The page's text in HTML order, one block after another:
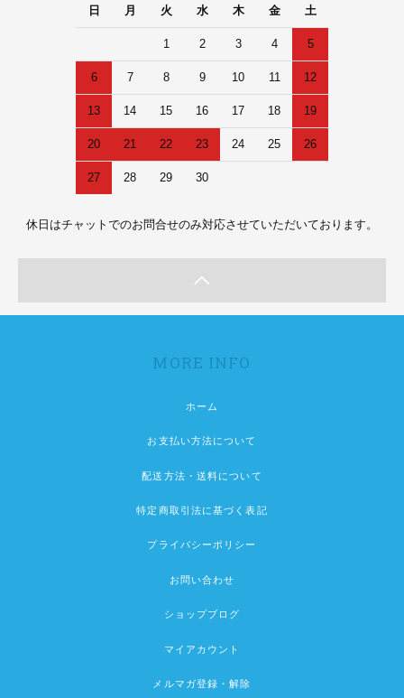
日
月 火 水 木 金 土
1 2 3 4 5
6 7 8 9 10 11 12
13 14 15 16 17 18 19
20 21 22 23 24 25 26
27 28 29 30
休日はチャットでのお問合せのみ対応させていただいております。
MORE INFO
ホーム
お支払い方法について
配送方法・送料について
特定商取引法に基づく表記
プライバシーポリシー
お問い合わせ
ショップブログ
マイアカウント
メルマガ登録・解除